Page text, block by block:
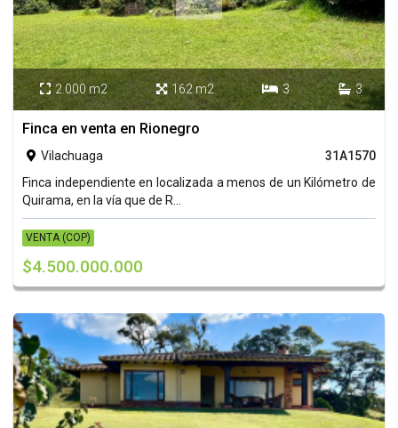
 2.000 m2  162 m2  3  3
Finca en venta en Rionegro
 Vilachuaga
31A1570
Finca independiente en localizada a menos de un Kilómetro de
Quirama, en la vía que de R...
VENTA (COP)
$4.500.000.000